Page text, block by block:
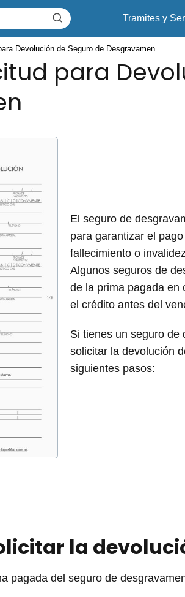
Tramites y
Devolución de Seguro de Desgravamen
para
El seguro de
para garantizar el
fallecimiento o
Algunos seguros de
de la prima pagada en
el crédito antes del
Si tienes un seguro de
solicitar la devolución
siguientes pasos:
la
pagada del seguro de